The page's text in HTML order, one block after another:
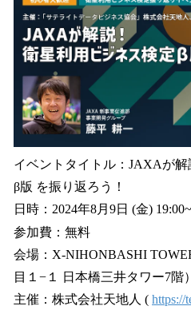
イベントタイトル：JAXAが
β版 を振り返ろう！
日時：2024年8月9日 (金)
参加費：無料
会場：X-NIHONBASHI
目１−１ 日本橋三井タワー7階）
主催：株式会社天地人 ( https://